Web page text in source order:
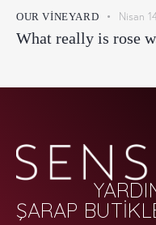
OUR VINEYARD Nisan
What really is rose
ŞARAP